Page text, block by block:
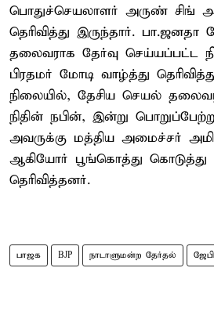
பொதுச்செயலாளர் அருண் சிங்
தெரிவித்து இருந்தார். பா.ஜனதா
தலைவராக தேர்வு செய்யப்பட்ட
பிரதமர் மோடி வாழ்த்து
நிலையில், தேசிய செயல்
நிதின் நபின், இன்று
அவருக்கு மத்திய அமைச்சர்
ஆகியோர் பூங்கொத்து கொடுத்து
தெரிவித்தனர்.
பாஜக BJP நாடாளுமன்ற தேர்தல்